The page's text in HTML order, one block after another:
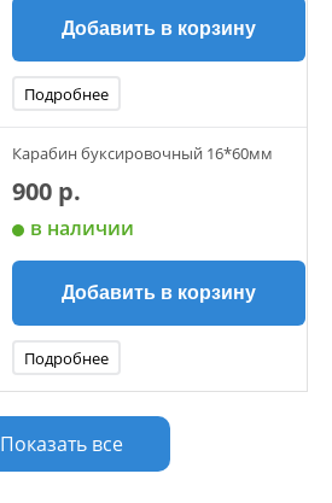
Добавить в корзину
Подробнее
Карабин буксировочный 16*60мм
900 р.
в наличии
Добавить в корзину
Подробнее
Показать все